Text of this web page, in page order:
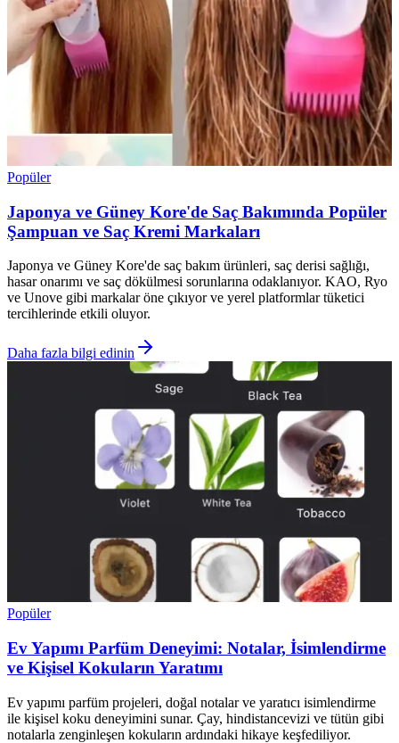
Popüler
Japonya ve Güney Kore'de Saç Bakımında Popüler
Şampuan ve Saç Kremi Markaları
Japonya ve Güney Kore'de saç bakım ürünleri, saç derisi sağlığı,
hasar onarımı ve saç dökülmesi sorunlarına odaklanıyor. KAO, Ryo
ve Unove gibi markalar öne çıkıyor ve yerel platformlar tüketici
tercihlerinde etkili oluyor.
Daha fazla bilgi edinin
Popüler
Ev Yapımı Parfüm Deneyimi: Notalar, İsimlendirme
ve Kişisel Kokuların Yaratımı
Ev yapımı parfüm projeleri, doğal notalar ve yaratıcı isimlendirme
ile kişisel koku deneyimini sunar. Çay, hindistancevizi ve tütün gibi
notalarla zenginleşen kokuların ardındaki hikaye keşfediliyor.